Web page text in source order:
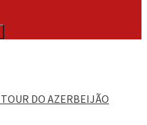
DO AZERBEIJÃO